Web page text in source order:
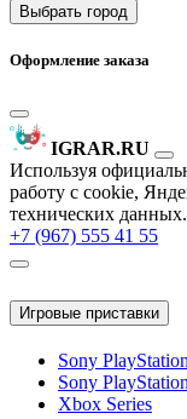
Выбрать город
Оформление заказа
IGRAR.RU
Используя
работу с cookie,
технических данных.
+7 (967) 555 41 55
Игровые приставки
Sony
Sony
Xbox Series